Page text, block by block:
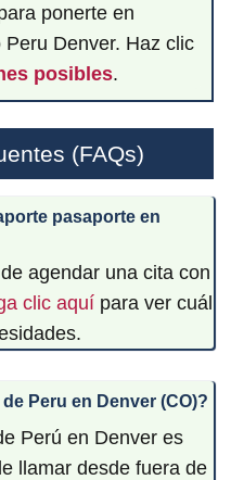
ponerte en
Denver. Haz clic
posibles.
(FAQs)
pasaporte en
agendar una cita con
clic aquí para ver cuál
Peru en Denver (CO)?
Perú en Denver es
llamar desde fuera de